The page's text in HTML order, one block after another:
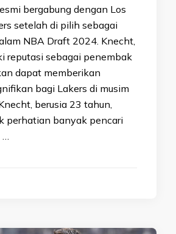
bergabung dengan Los
setelah di pilih sebagai
NBA Draft 2024. Knecht,
reputasi sebagai penembak
dapat memberikan
bagi Lakers di musim
berusia 23 tahun,
perhatian banyak pencari
…